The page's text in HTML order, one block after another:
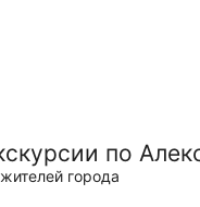
по
города